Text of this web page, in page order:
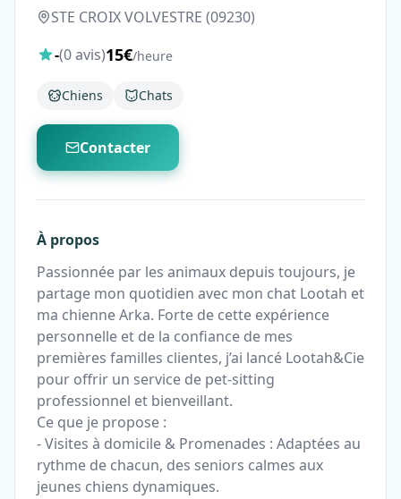
STE CROIX VOLVESTRE (09230)
-(0 avis)15€/heure
Chiens Chats
Contacter
À propos
Passionnée par les animaux depuis toujours, je
partage mon quotidien avec mon chat Lootah et
ma chienne Arka. Forte de cette expérience
personnelle et de la confiance de mes
premières familles clientes, j’ai lancé Lootah&Cie
pour offrir un service de pet-sitting
professionnel et bienveillant.
Ce que je propose :
- Visites à domicile & Promenades : Adaptées au
rythme de chacun, des seniors calmes aux
jeunes chiens dynamiques.